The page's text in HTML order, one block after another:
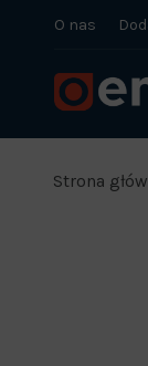
O nas
Strona